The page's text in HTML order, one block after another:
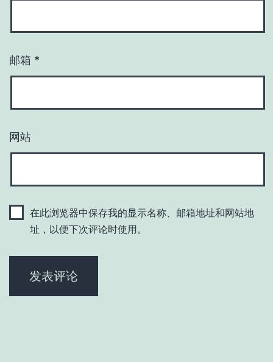
邮箱 *
网站
在此浏览器中保存我的显示名称、邮箱地址和网站地
址，以便下次评论时使用。